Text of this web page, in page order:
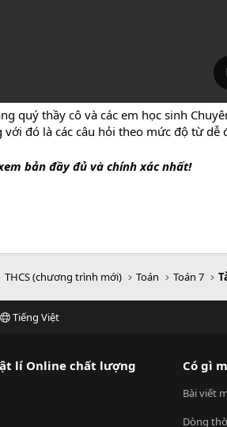
quý thầy cô và các em học sinh
với đó là các câu hỏi theo mức độ từ
bản đầy đủ và chính xác nhất!
THCS (chương trình mới) Toán Toán 7
Tiếng Việt
lí Online chất lượng
Có gì
Bài viết
Dòng